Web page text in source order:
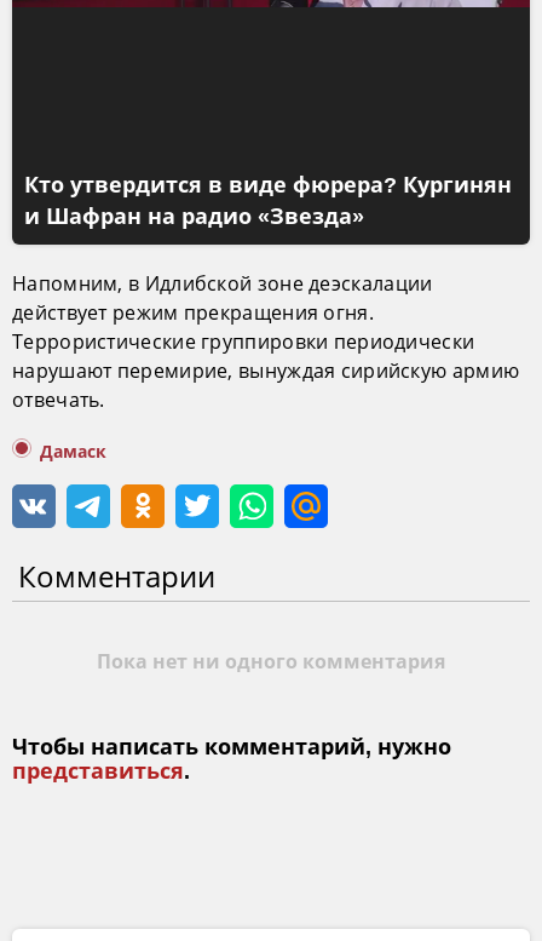
Кто утвердится в виде фюрера? Кургинян
и Шафран на радио «Звезда»
Напомним, в Идлибской зоне деэскалации
действует режим прекращения огня.
Террористические группировки периодически
нарушают перемирие, вынуждая сирийскую армию
отвечать.
Дамаск
Комментарии
Пока нет ни одного комментария
Чтобы написать комментарий, нужно
представиться.